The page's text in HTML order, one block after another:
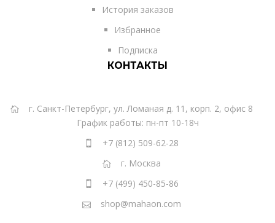
История заказов
Избранное
Подписка
КОНТАКТЫ
г. Санкт-Петербург, ул. Ломаная д. 11, корп. 2, офис 8
График работы: пн-пт 10-18ч
+7 (812) 509-62-28
г. Москва
+7 (499) 450-85-86
shop@mahaon.com